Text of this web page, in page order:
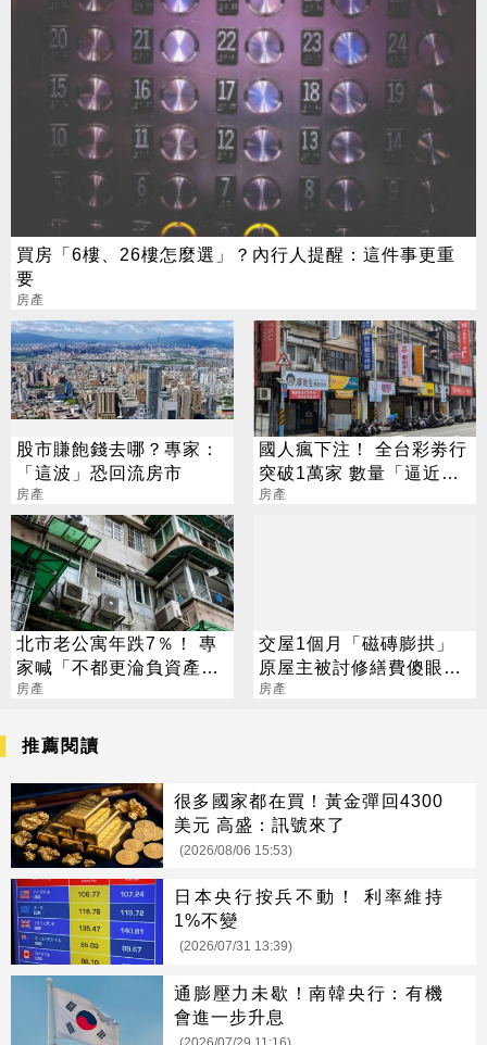
買房「6樓、26樓怎麼選」？內行人提醒：這件事更重
要
房產
股市賺飽錢去哪？專家：
「這波」恐回流房市
房產
國人瘋下注！ 全台彩劵行
突破1萬家 數量「逼近直
營超商」
房產
北市老公寓年跌7％！ 專
家喊「不都更淪負資產」
網搖頭：蛋黃仍保值
房產
交屋1個月「磁磚膨拱」
原屋主被討修繕費傻眼：
天冷關我啥事
房產
推薦閱讀
很多國家都在買！黃金彈回4300
美元 高盛：訊號來了
(2026/08/06 15:53)
日本央行按兵不動！ 利率維持
1%不變
(2026/07/31 13:39)
通膨壓力未歇！南韓央行：有機
會進一步升息